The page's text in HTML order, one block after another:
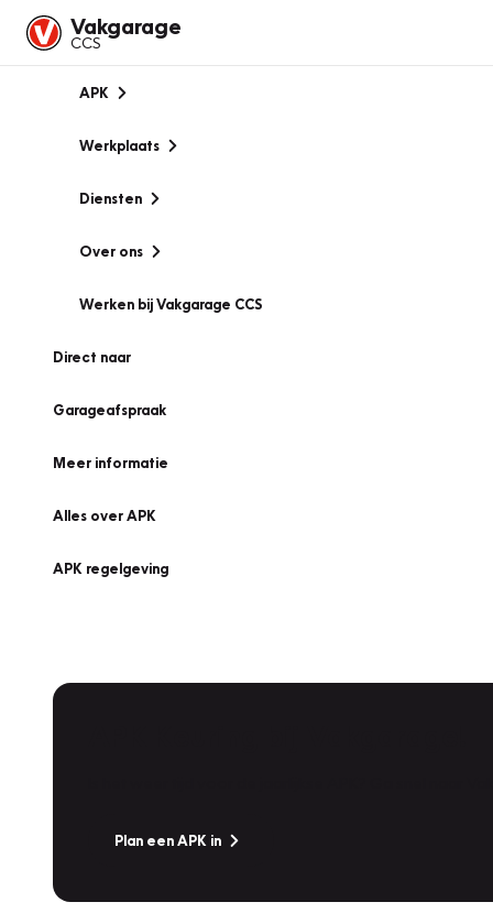
Vakgarage
CCS
APK
Werkplaats
Diensten
Over ons
Werken bij Vakgarage CCS
Direct naar
Garageafspraak
Meer informatie
Alles over APK
APK regelgeving
Plan een APK in